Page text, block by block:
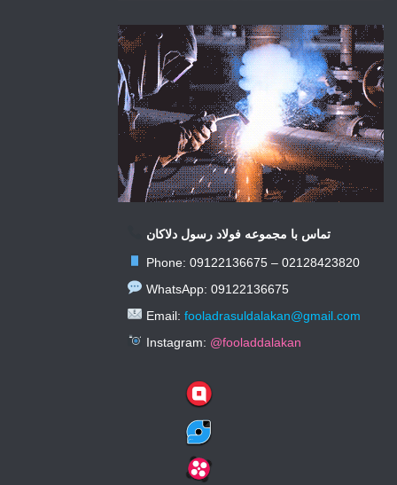
تماس با مجموعه فولاد رسول دلاکان
Phone: 09122136675 – 02128423820
WhatsApp: 09122136675
Email:fooladrasuldalakan@gmail.com
Instagram: @fooladdalakan